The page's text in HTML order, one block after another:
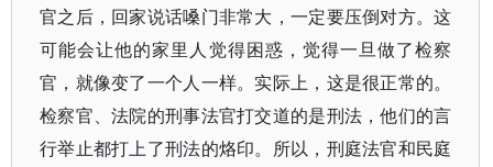
官之后，回家说话嗓门非常大，一定要压倒对方。这
可能会让他的家里人觉得困惑，觉得一旦做了检察
官，就像变了一个人一样。实际上，这是很正常的。
检察官、法院的刑事法官打交道的是刑法，他们的言
行举止都打上了刑法的烙印。所以，刑庭法官和民庭